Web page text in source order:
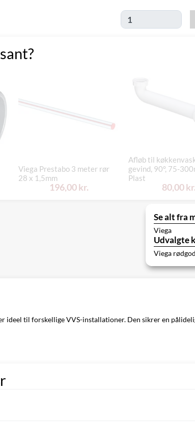
GLS Erhverv
Viega Prestabo 3 meter rør
28 x 1,5mm
196,00 kr.
Afløb til
gevind, 90°, 75-
Plast
80,00 kr.
Se alt fra
Viega
Udvalgte
Viega
ideel til forskellige VVS-installationer. Den sikrer en